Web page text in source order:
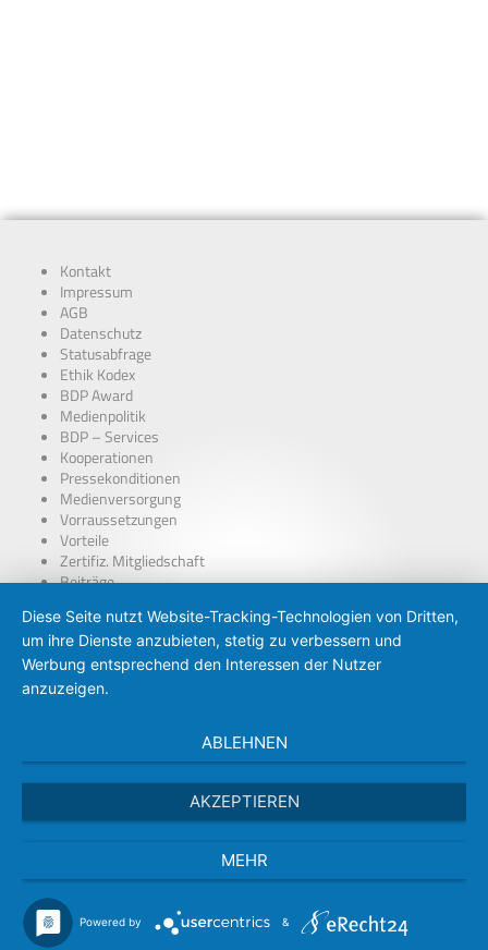
Kontakt
Impressum
AGB
Datenschutz
Statusabfrage
Ethik Kodex
BDP Award
Medienpolitik
BDP – Services
Kooperationen
Pressekonditionen
Medienversorgung
Vorraussetzungen
Vorteile
Zertifiz. Mitgliedschaft
Beiträge
BDP – Presseausweis
Presse-PKW Schild
Zertifizierung
Diese Seite nutzt Website-Tracking-Technologien von Dritten,
um ihre Dienste anzubieten, stetig zu verbessern und
Werbung entsprechend den Interessen der Nutzer
anzuzeigen.
ABLEHNEN
AKZEPTIEREN
MEHR
Powered by &